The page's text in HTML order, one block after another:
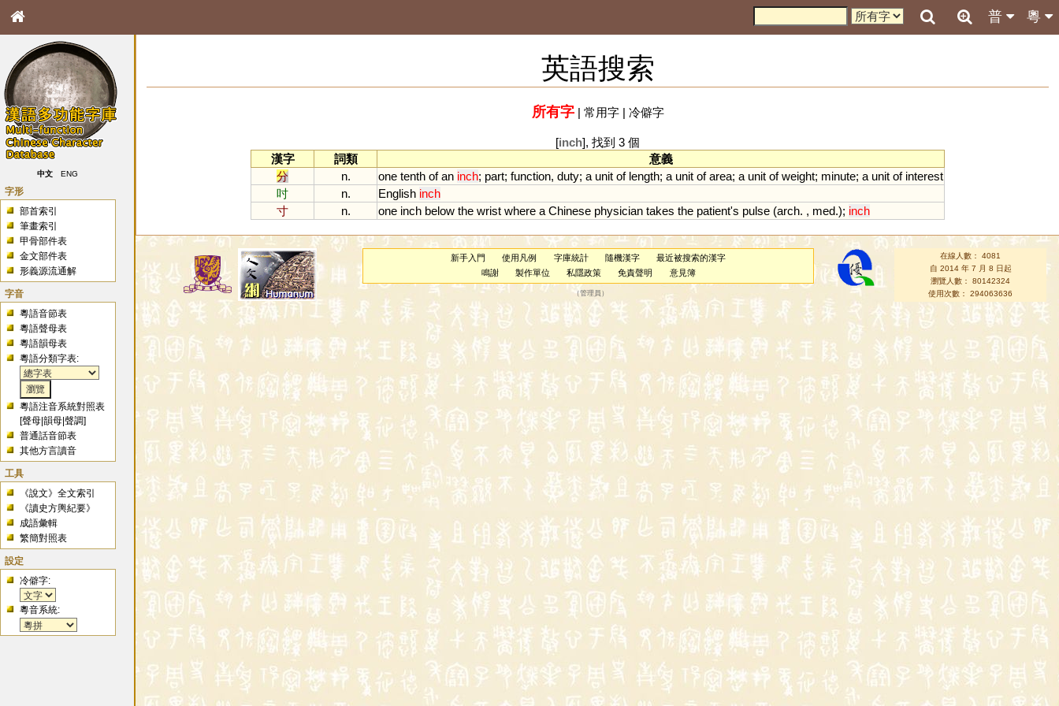
粵
普
中文 ENG
字形
部首索引
筆畫索引
甲骨部件表
金文部件表
形義源流通解
字音
粵語音節表
粵語聲母表
粵語韻母表
粵語分類字表:
粵語注音系統對照表
[聲母 |韻母 |聲調]
普通話音節表
其他方言讀音
工具
《說文》全文索引
《讀史方輿紀要》
成語彙輯
繁簡對照表
設定
冷僻字:
粵音系統:
英語搜索
所有字| 常用字| 冷僻字
[inch], 找到 3 個
漢字
詞類
意義
分
n. one tenth of an inch; part; function, duty; a unit of length; a unit of area; a unit of weight; minute; a unit of interest
吋
n. English inch
寸
n. one inch below the wrist where a Chinese physician takes the patient's pulse (arch. , med.); inch
新手入門 使用凡例 字庫統計 隨機漢字
最近被搜索的漢字
鳴謝
製作單位 私隱政策 免責聲明 意見簿
（管理員 ）
在線人數： 4081
自 2014 年 7 月 8 日起
瀏覽人數： 80142324
使用次數： 294063636